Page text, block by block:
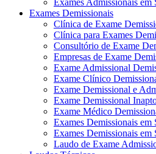
Exames Demissionais
Clínica de Exame
Clínica para Exames
Consultório de Exame
Empresas de Exame
Exame Admissional
Exame Clínico
Exame Demissional e
Exame Demissional
Exame Médico
Exames Demissionais em
Exames Demissionais em
Laudo de Exame